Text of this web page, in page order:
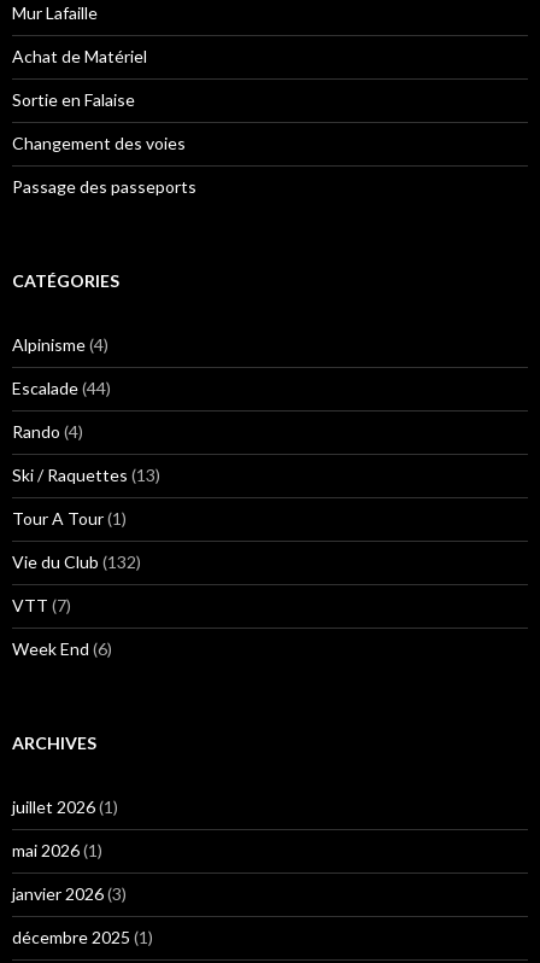
Mur Lafaille
Achat de Matériel
Sortie en Falaise
Changement des voies
Passage des passeports
CATÉGORIES
Alpinisme(4)
Escalade(44)
Rando (4)
Ski / Raquettes (13)
Tour A Tour(1)
Vie du Club (132)
VTT (7)
Week End (6)
ARCHIVES
juillet 2026(1)
mai 2026(1)
janvier 2026(3)
décembre 2025 (1)